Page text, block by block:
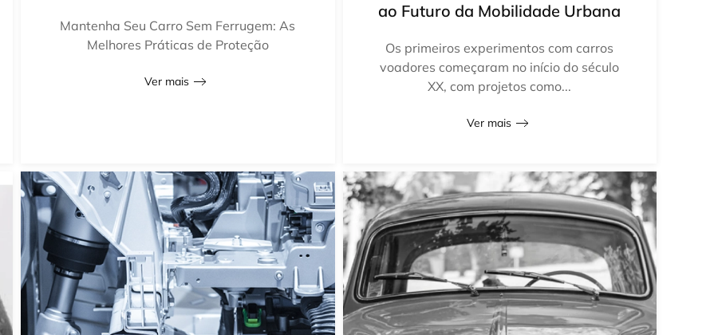
Mantenha Seu Carro Sem Ferrugem: As
Melhores Práticas de Proteção
Ver mais
ao Futuro da Mobilidade Urbana
Os primeiros experimentos com carros
voadores começaram no início do século
XX, com projetos como...
Ver mais